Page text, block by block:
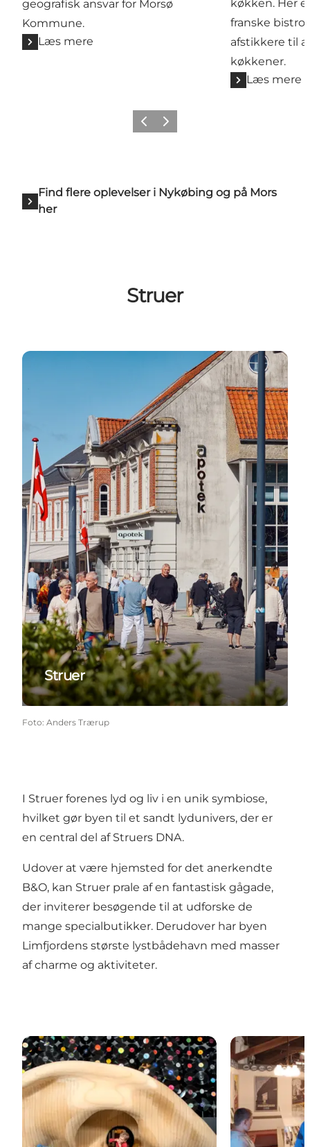
geografisk ansvar for Morsø
Kommune.
Læs mere
køkken. Her
franske
afstikkere til
køkkener.
Læs mere
Forrige billede
Næste billede
Find flere oplevelser i Nykøbing og på Mors
her
Struer
Struer
Foto: Anders Trærup
I Struer forenes lyd og liv i en unik symbiose,
hvilket gør byen til et sandt lydunivers, der er
en central del af Struers DNA.
Udover at være hjemsted for det anerkendte
B&O, kan Struer prale af en fantastisk gågade,
der inviterer besøgende til at udforske de
mange specialbutikker. Derudover har byen
Limfjordens største lystbådehavn med masser
af charme og aktiviteter.
Struer Museum Midt- og